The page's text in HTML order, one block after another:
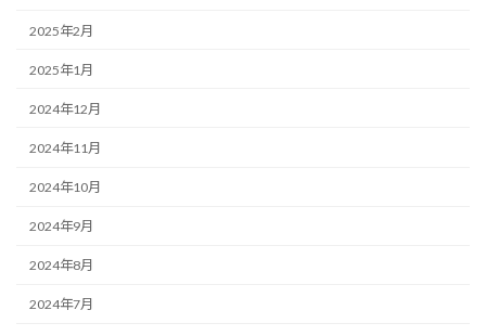
2025年2月
2025年1月
2024年12月
2024年11月
2024年10月
2024年9月
2024年8月
2024年7月